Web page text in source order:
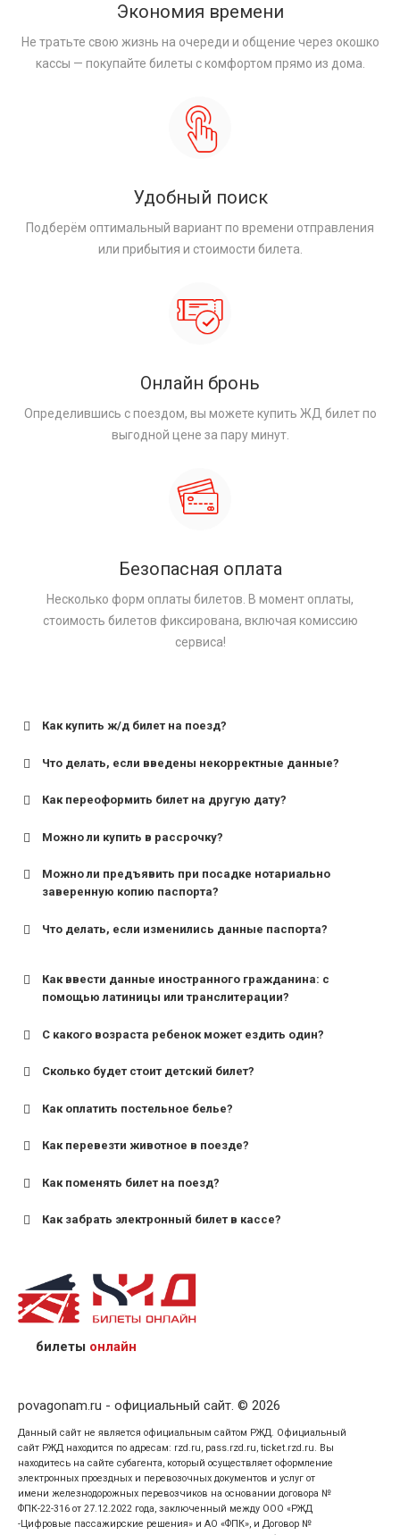
Экономия времени
Не тратьте свою жизнь на очереди и общение через окошко
кассы — покупайте билеты с комфортом прямо из дома.
Удобный поиск
Подберём оптимальный вариант по времени отправления
или прибытия и стоимости билета.
Онлайн бронь
Определившись с поездом, вы можете купить ЖД билет по
выгодной цене за пару минут.
Безопасная оплата
Несколько форм оплаты билетов. В момент оплаты,
стоимость билетов фиксирована, включая комиссию
сервиса!
Как купить ж/д билет на поезд?
Что делать, если введены некорректные данные?
Как переоформить билет на другую дату?
Можно ли купить в рассрочку?
Можно ли предъявить при посадке нотариально
заверенную копию паспорта?
Что делать, если изменились данные паспорта?
Как ввести данные иностранного гражданина: с
помощью латиницы или транслитерации?
С какого возраста ребенок может ездить один?
для поездов дальнего следования — от 10 лет и
для пригородных поездов — от 7 лет.
Сколько будет стоит детский билет?
Как оплатить постельное белье?
Как перевезти животное в поезде?
Как поменять билет на поезд?
Как забрать электронный билет в кассе?
назвав кассиру 14-значный номер заказа;
предъявив удостоверение личности пассажира, на
кого оформлен билет.
билеты онлайн
povagonam.ru - официальный сайт. © 2026
Данный сайт не является официальным сайтом РЖД. Официальный
сайт РЖД находится по адресам: rzd.ru, pass.rzd.ru, ticket.rzd.ru. Вы
находитесь на сайте субагента, который осуществляет оформление
электронных проездных и перевозочных документов и услуг от
имени железнодорожных перевозчиков на основании договора №
ФПК-22-316 от 27.12.2022 года, заключенный между ООО «РЖД
-Цифровые пассажирские решения» и АО «ФПК», и Договор №